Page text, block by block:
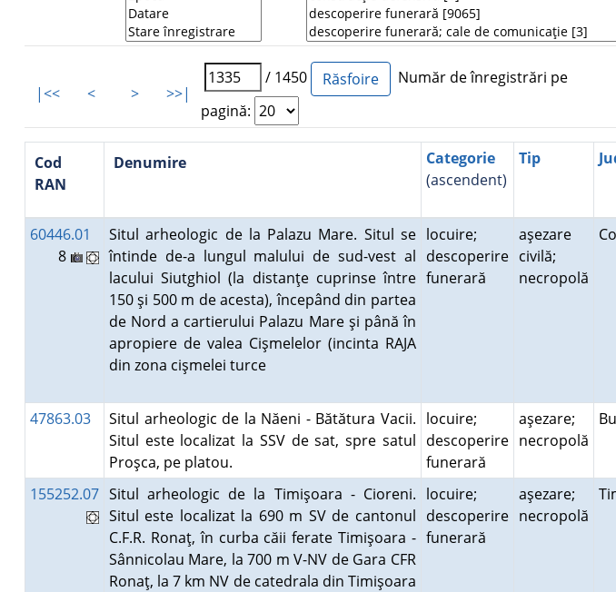
|<< < > >>|
/ 1450
Număr de înregistrări pe
pagină:
Cod
RAN
Denumire
Categorie
(ascendent)
Tip
60446.01
8
Situl arheologic de la Palazu Mare. Situl se
întinde de-a lungul malului de sud-vest al
lacului Siutghiol (la distanţe cuprinse între
150 şi 500 m de acesta), începând din partea
de Nord a cartierului Palazu Mare şi până în
apropiere de valea Cişmelelor (incinta RAJA
din zona cişmelei turce
locuire;
descoperire
funerară
aşezare
civilă;
necropolă
47863.03
Situl arheologic de la Năeni - Bătătura Vacii.
Situl este localizat la SSV de sat, spre satul
Proşca, pe platou.
locuire;
descoperire
funerară
aşezare;
necropolă
155252.07 Situl arheologic de la Timişoara - Cioreni.
Situl este localizat la 690 m SV de cantonul
C.F.R. Ronaţ, în curba căii ferate Timişoara -
Sânnicolau Mare, la 700 m V-NV de Gara CFR
Ronaţ, la 7 km NV de catedrala din Timişoara
locuire;
descoperire
funerară
aşezare;
necropolă